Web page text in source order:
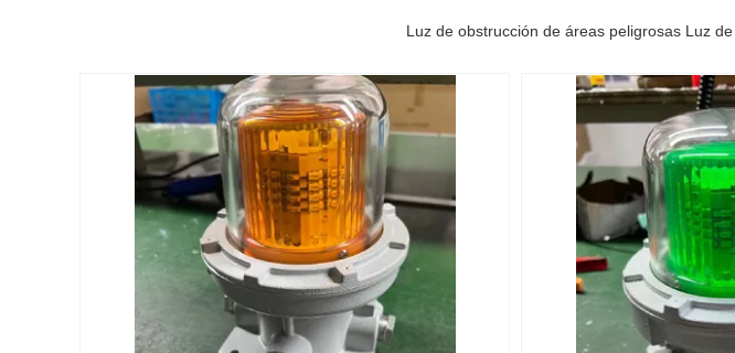
Luz de obstrucción de áreas peligrosas Luz